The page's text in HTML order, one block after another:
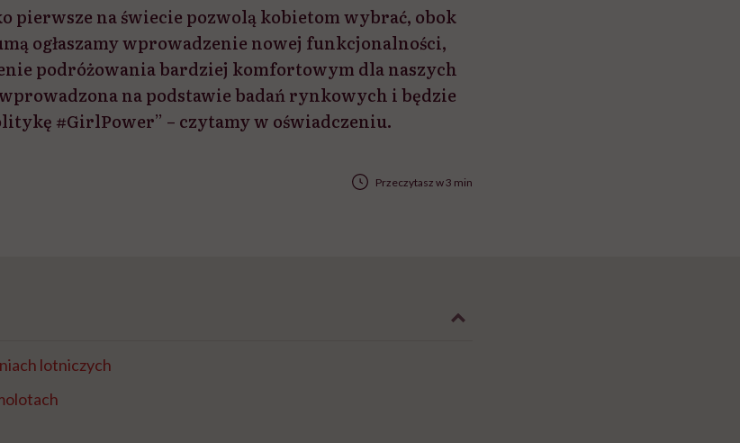
pierwsze na świecie pozwolą kobietom wybrać, obok
ogłaszamy wprowadzenie nowej funkcjonalności,
podróżowania bardziej komfortowym dla naszych
na podstawie badań rynkowych i będzie
#GirlPower” – czytamy w oświadczeniu.
Przeczytasz w 3 min
lotniczych